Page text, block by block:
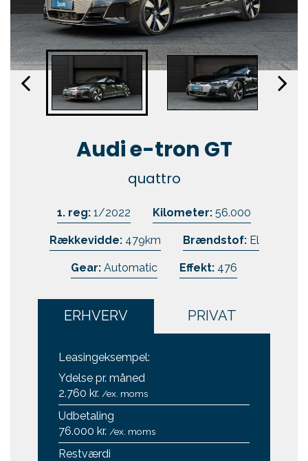
Workshop
Events
Kundefordele
Kontakt
Skift til os
Audi e-tron GT
quattro
1. reg: 1/2022 Kilometer: 56.000
Rækkevidde:479km Brændstof:El
Gear: Automatic Effekt: 476
ERHVERV PRIVAT
Leasingeksempel:
Ydelse pr. måned
2.760 kr. /ex. moms
Udbetaling
76.000 kr. /ex. moms
Restværdi